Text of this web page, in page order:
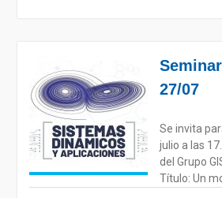
27/07
Se invita
julio a las
del Grupo
Título: Un